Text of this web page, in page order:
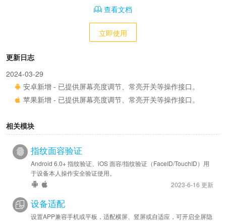
查看文档
立即使用
更新日志
2024-03-29
安卓新增 - 已提供屏幕亮度调节、常亮开关等操作接口。
苹果新增 - 已提供屏幕亮度调节、常亮开关等操作接口。
相关模块
指纹面容验证
Android 6.0+ 指纹验证、iOS 面容/指纹验证（FaceID/TouchID）用
于设备本人操作安全验证使用。
2023-6-16 更新
设备适配
设置APP兼容手机或平板，适配横屏、竖屏或自适应，可开启全屏隐